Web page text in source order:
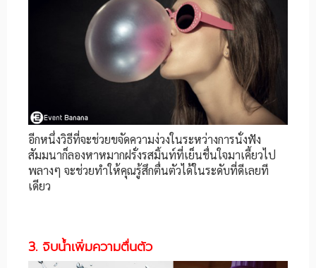
อีกหนึ่งวิธีที่จะช่วยขจัดความง่วงในระหว่างการนั่งฟัง
สัมมนาก็ลองหาหมากฝรั่งรสมิ้นท์ที่เย็นชื่นใจมาเคี้ยวไป
พลางๆ จะช่วยทำให้คุณรู้สึกตื่นตัวได้ในระดับที่ดีเลยที
เดียว
3. จิบน้ำเพิ่มความตื่นตัว